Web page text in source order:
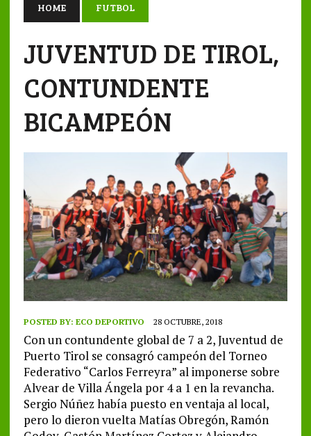
HOME FUTBOL
JUVENTUD DE TIROL,
CONTUNDENTE
BICAMPEÓN
POSTED BY: ECO DEPORTIVO 28 OCTUBRE, 2018
Con un contundente global de 7 a 2, Juventud de
Puerto Tirol se consagró campeón del Torneo
Federativo “Carlos Ferreyra” al imponerse sobre
Alvear de Villa Ángela por 4 a 1 en la revancha.
Sergio Núñez había puesto en ventaja al local,
pero lo dieron vuelta Matías Obregón, Ramón